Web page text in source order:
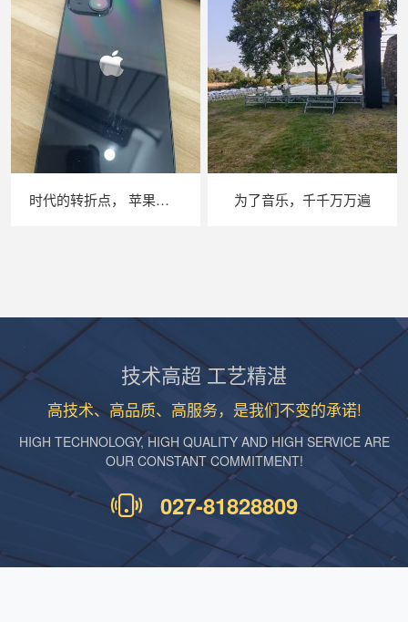
时代的转折点， 苹果手机相比安卓手机还有哪些优势呢 为了音乐，千千万万遍
技术高超 工艺精湛
高技术、高品质、高服务，是我们不变的承诺!
HIGH TECHNOLOGY, HIGH QUALITY AND HIGH SERVICE ARE
OUR CONSTANT COMMITMENT!
027-81828809